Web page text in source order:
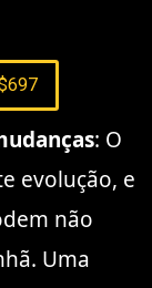
: O
evolução, e
não
Uma